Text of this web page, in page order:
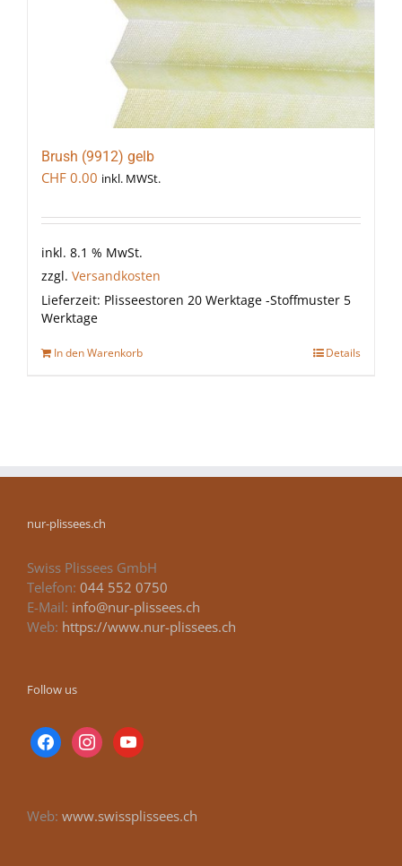
Brush (9912) gelb
CHF 0.00 inkl. MWSt.
inkl. 8.1 % MwSt.
zzgl. Versandkosten
Lieferzeit: Plisseestoren 20 Werktage -Stoffmuster 5
Werktage
In den Warenkorb Details
nur-plissees.ch
Swiss Plissees GmbH
Telefon: 044 552 0750
E-Mail: info@nur-plissees.ch
Web: https://www.nur-plissees.ch
Follow us
facebookinstagramyoutube
Web: www.swissplissees.ch